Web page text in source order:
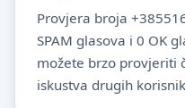
Provjera broja
SPAM glasova i 0 OK
možete brzo provjeriti
iskustva drugih